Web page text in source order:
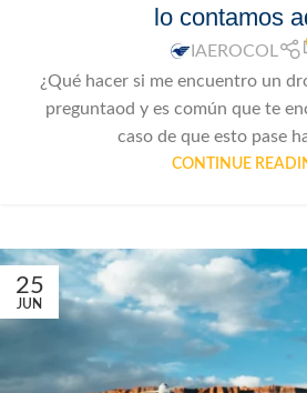
lo contamos
IAEROCOL
¿Qué hacer si me encuentro un
preguntaod y es común que te
caso de que esto pase
CONTINUE
25
JUN